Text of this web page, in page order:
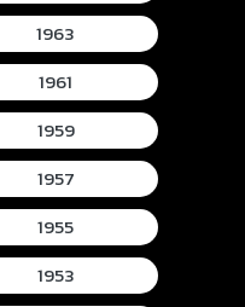
1963
1961
1959
1957
1955
1953